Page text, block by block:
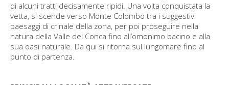
di alcuni tratti decisamente ripidi. Una volta conquistata la
vetta, si scende verso Monte Colombo tra i suggestivi
paesaggi di crinale della zona, per poi proseguire nella
natura della Valle del Conca fino all’omonimo bacino e alla
sua oasi naturale. Da qui si ritorna sul lungomare fino al
punto di partenza.